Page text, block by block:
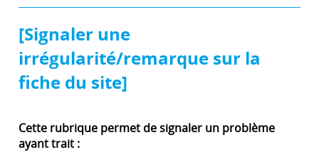
[Signaler une
irrégularité/remarque sur la
fiche du site]
Cette rubrique permet de signaler un problème
ayant trait :